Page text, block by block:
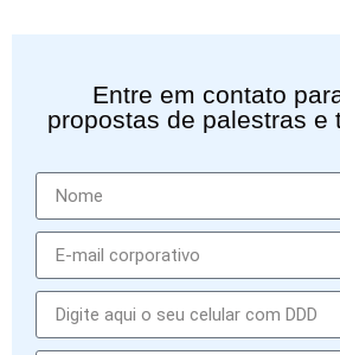
Entre em contato
propostas de palestras e